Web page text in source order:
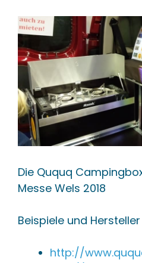
Die Ququq
Messe Wels 2018
Beispiele und
http://